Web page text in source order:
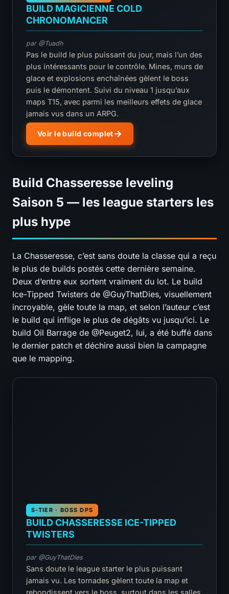
BUILD MAGICIENNE COLD
CHRONOMANCER
par @Tuadh
Pas le build le plus puissant du jour, mais l’un des
plus intéressants pour le contrôle. Mines, murs de
glace et explosions enchaînées gèlent le boss
puis le démontent. Suivi du niveau 1 jusqu’aux
maps T15, avec parmi les meilleurs effets de glace
jamais vus dans un ARPG.
Voir le build complet
Build Chasseresse leveling
Saison 5 — les league starters les
plus hype
La Chasseresse, c’est sans doute la classe qui a reçu
le plus de builds postés cette dernière semaine.
Deux d’entre eux sortent vraiment du lot. Le build
Ice-Tipped Twisters de @GuyThatDies, visuellement
incroyable, gèle toute la map, et selon l’auteur c’est
le build qui inflige le plus de dégâts vu jusqu’ici. Le
build Oil Barrage de @Peuget2, lui, a été buffé dans
le dernier patch et déchire aussi bien la campagne
que le mapping.
S-TIER · BOSS DPS
BUILD CHASSERESSE ICE-TIPPED
TWISTERS
par @GuyThatDies
Sans doute le league starter le plus puissant
jamais vu. Les tornades gèlent toute la map et
rebondissent vers le boss, surtout dans les salles